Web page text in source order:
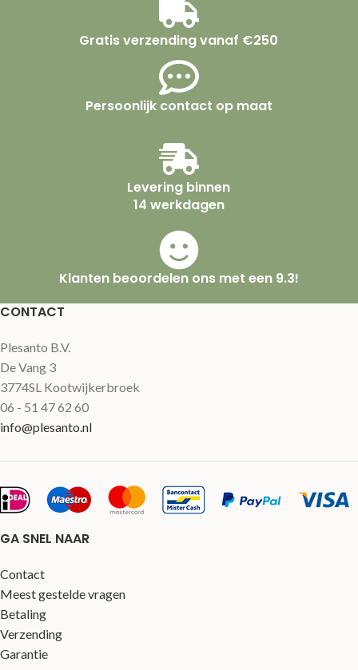
Gratis verzending vanaf €250
Persoonlijk contact op maat
Levering binnen
14 werkdagen
Klanten beoordelen ons met een 9.3!
CONTACT
Plesanto B.V.
De Vang 3
3774SL Kootwijkerbroek
06 - 51 47 62 60
info@plesanto.nl
GA SNEL NAAR
Contact
Meest gestelde vragen
Betaling
Verzending
Garantie